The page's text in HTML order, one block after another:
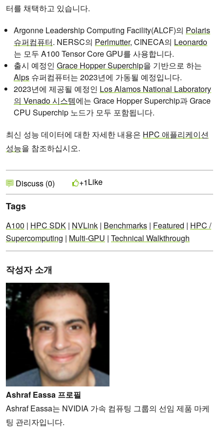
터를 채택하고 있습니다.
Argonne Leadership Computing Facility(ALCF)의 Polaris
슈퍼컴퓨터. NERSC의 Perlmutter, CINECA의 Leonardo
는 모두 A100 Tensor Core GPU를 사용합니다.
출시 예정인 Grace Hopper Superchip을 기반으로 하는
Alps 슈퍼컴퓨터는 2023년에 가동될 예정입니다.
2023년에 제공될 예정인 Los Alamos National Laboratory
의 Venado 시스템에는 Grace Hopper Superchip과 Grace
CPU Superchip 노드가 모두 포함됩니다.
최신 성능 데이터에 대한 자세한 내용은 HPC 애플리케이션
성능을 참조하십시오.
Discuss (0) +1Like
Tags
A100 | HPC SDK | NVLink | Benchmarks | Featured | HPC /
Supercomputing | Multi-GPU | Technical Walkthrough
작성자 소개
Ashraf Eassa 프로필
Ashraf Eassa는 NVIDIA 가속 컴퓨팅 그룹의 선임 제품 마케
팅 관리자입니다.